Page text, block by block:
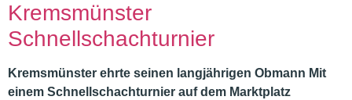
Kremsmünster
Schnellschachturnier
Kremsmünster ehrte seinen langjährigen Obmann Mit
einem Schnellschachturnier auf dem Marktplatz